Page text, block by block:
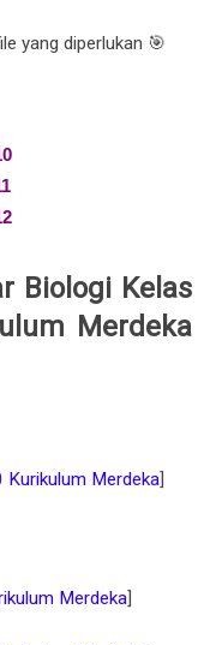
yang diperlukan 🎯
Biologi Kelas
Merdeka
Kurikulum Merdeka
Merdeka]